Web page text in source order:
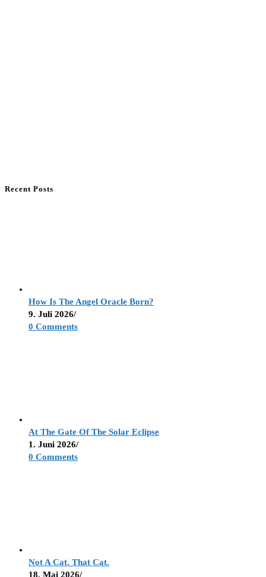
Recent Posts
How Is The Angel Oracle Born?
9. Juli 2026/
0 Comments
At The Gate Of The Solar Eclipse
1. Juni 2026/
0 Comments
Not A Cat. That Cat.
18. Mai 2026/